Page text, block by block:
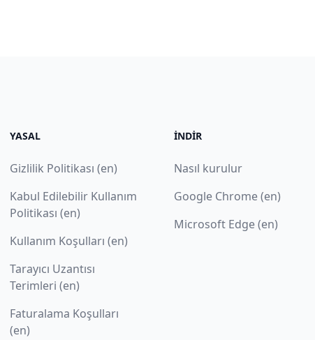
YASAL
Gizlilik Politikası (en)
Kabul Edilebilir Kullanım
Politikası (en)
Kullanım Koşulları (en)
Tarayıcı Uzantısı
Terimleri (en)
Faturalama Koşulları
(en)
İNDIR
Nasıl kurulur
Google Chrome (en)
Microsoft Edge (en)